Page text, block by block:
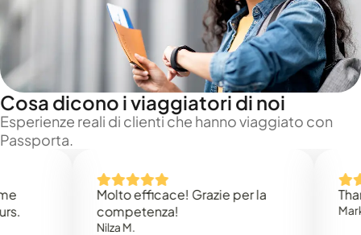
Cosa dicono i viaggiatori di noi
Esperienze reali di clienti che hanno viaggiato con
Passporta.
Molto efficace! Grazie per la
competenza!
Nilza M.
Thank
Mark N.